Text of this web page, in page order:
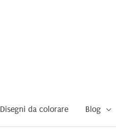
Disegni da colorare Blog